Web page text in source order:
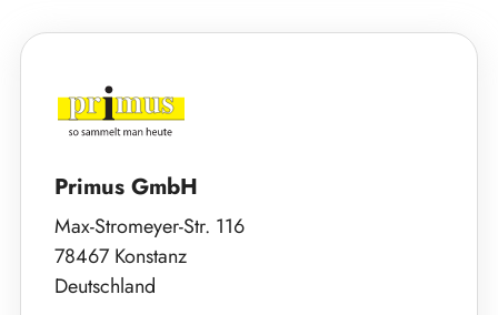
Primus GmbH
Max-Stromeyer-Str. 116
78467 Konstanz
Deutschland